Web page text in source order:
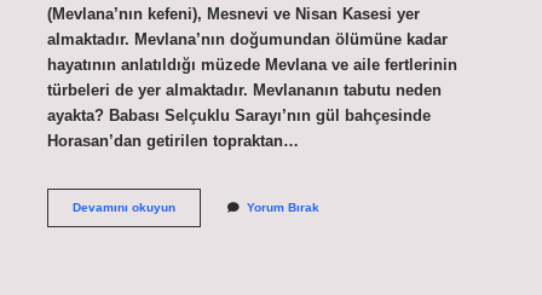
(Mevlana’nın kefeni), Mesnevi ve Nisan Kasesi yer
almaktadır. Mevlana’nın doğumundan ölümüne kadar
hayatının anlatıldığı müzede Mevlana ve aile fertlerinin
türbeleri de yer almaktadır. Mevlananın tabutu neden
ayakta? Babası Selçuklu Sarayı’nın gül bahçesinde
Horasan’dan getirilen topraktan…
Devamını okuyunKonya
Yorum Bırak